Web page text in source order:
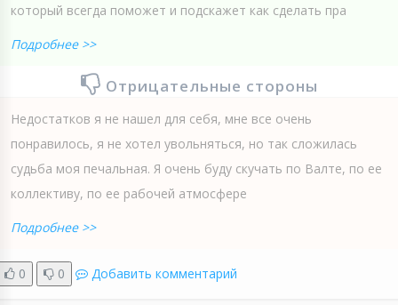
который всегда поможет и подскажет как сделать пра
Подробнее >>
Отрицательные стороны
Недостатков я не нашел для себя, мне все очень
понравилось, я не хотел увольняться, но так сложилась
судьба моя печальная. Я очень буду скучать по Валте, по ее
коллективу, по ее рабочей атмосфере
Подробнее >>
0 0 Добавить комментарий